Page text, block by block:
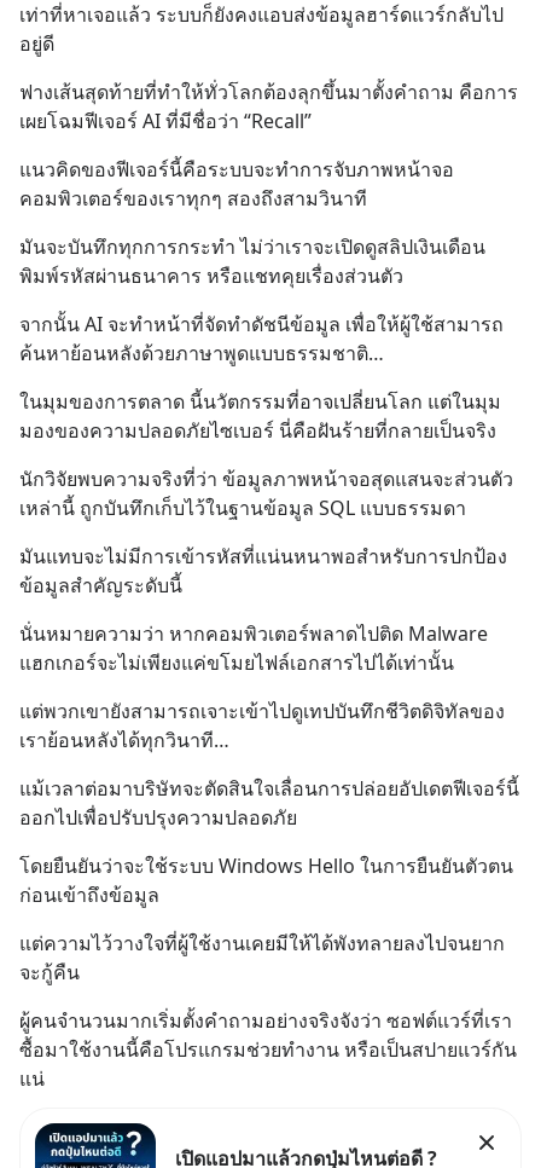
เท่าที่หาเจอแล้ว ระบบก็ยังคงแอบส่งข้อมูลฮาร์ดแวร์กลับไป
อยู่ดี
ฟางเส้นสุดท้ายที่ทำให้ทั่วโลกต้องลุกขึ้นมาตั้งคำถาม คือการ
เผยโฉมฟีเจอร์ AI ที่มีชื่อว่า “Recall”
แนวคิดของฟีเจอร์นี้คือระบบจะทำการจับภาพหน้าจอ
คอมพิวเตอร์ของเราทุกๆ สองถึงสามวินาที
มันจะบันทึกทุกการกระทำ ไม่ว่าเราจะเปิดดูสลิปเงินเดือน
พิมพ์รหัสผ่านธนาคาร หรือแชทคุยเรื่องส่วนตัว
จากนั้น AI จะทำหน้าที่จัดทำดัชนีข้อมูล เพื่อให้ผู้ใช้สามารถ
ค้นหาย้อนหลังด้วยภาษาพูดแบบธรรมชาติ…
ในมุมของการตลาด นี้นวัตกรรมที่อาจเปลี่ยนโลก แต่ในมุม
มองของความปลอดภัยไซเบอร์ นี่คือฝันร้ายที่กลายเป็นจริง
นักวิจัยพบความจริงที่ว่า ข้อมูลภาพหน้าจอสุดแสนจะส่วนตัว
เหล่านี้ ถูกบันทึกเก็บไว้ในฐานข้อมูล SQL แบบธรรมดา
มันแทบจะไม่มีการเข้ารหัสที่แน่นหนาพอสำหรับการปกป้อง
ข้อมูลสำคัญระดับนี้
นั่นหมายความว่า หากคอมพิวเตอร์พลาดไปติด Malware
แฮกเกอร์จะไม่เพียงแค่ขโมยไฟล์เอกสารไปได้เท่านั้น
แต่พวกเขายังสามารถเจาะเข้าไปดูเทปบันทึกชีวิตดิจิทัลของ
เราย้อนหลังได้ทุกวินาที…
แม้เวลาต่อมาบริษัทจะตัดสินใจเลื่อนการปล่อยอัปเดตฟีเจอร์นี้
ออกไปเพื่อปรับปรุงความปลอดภัย
โดยยืนยันว่าจะใช้ระบบ Windows Hello ในการยืนยันตัวตน
ก่อนเข้าถึงข้อมูล
แต่ความไว้วางใจที่ผู้ใช้งานเคยมีให้ได้พังทลายลงไปจนยาก
จะกู้คืน
ผู้คนจำนวนมากเริ่มตั้งคำถามอย่างจริงจังว่า ซอฟต์แวร์ที่เรา
ซื้อมาใช้งานนี้คือโปรแกรมช่วยทำงาน หรือเป็นสปายแวร์กัน
แน่
เปิดแอปมาแล้วกดปุ่มไหนต่อดี ?